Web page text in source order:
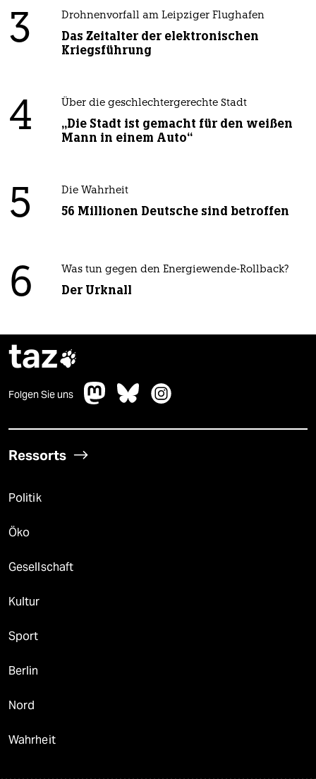
3 Drohnenvorfall am Leipziger Flughafen
Das Zeitalter der elektronischen
Kriegsführung
4 Über die geschlechtergerechte Stadt
„Die Stadt ist gemacht für den weißen
Mann in einem Auto“
5 Die Wahrheit
56 Millionen Deutsche sind betroffen
6 Was tun gegen den Energiewende-Rollback?
Der Urknall
taz
Folgen Sie uns
Ressorts
Politik
Öko
Gesellschaft
Kultur
Sport
Berlin
Nord
Wahrheit